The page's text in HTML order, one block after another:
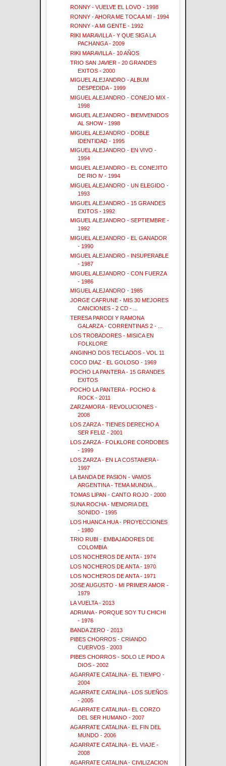
RONNY - VUELVE EL LOVO - 1998
RONNY - AHORA ME TOCA A MI - 1994
RONNY - A MI GENTE - 1992
RIKI MARAVILLA - Y QUE SIGA LA
PACHANGA - 2009
RIKI MARAVILLA - 10 AÑOS
TRIO SAN JAVIER - 20 GRANDES
EXITOS - 2000
MIGUEL ALEJANDRO - ALBUM
DESPEDIDA - 1999
MIGUEL ALEJANDRO - CONEJO MIX -
1998
MIGUEL ALEJANDRO - BIEMVENIDOS
AL SHOW - 1998
MIGUEL ALEJANDRO - DOBLE
IDENTIDAD - 1995
MIGUEL ALEJANDRO - EN VIVO -
1994
MIGUEL ALEJANDRO - EL CONEJITO
DE RIO lV - 1994
MIGUEL ALEJANDRO - UN ELEGIDO -
1993
MIGUEL ALEJANDRO - 15 GRANDES
EXITOS - 1992
MIGUEL ALEJANDRO - SEPTIEMBRE -
1992
MIGUEL ALEJANDRO - EL GANADOR
- 1990
MIGUEL ALEJANDRO - INSUPERABLE
- 1987
MIGUEL ALEJANDRO - CON FUERZA
- 1986
MIGUEL ALEJANDRO - 1985
JORGE CAFRUNE - MIS 30 MEJORES
CANCIONES - 2 CD - ...
TERESA PARODI Y RAMONA
GALARZA - CORRENTINAS 2 - ...
LOS TROBADORES - MISICA EN
FOLKLORE
ANGINHO DOS TECLADOS - VOL 11
COCO DIAZ - EL GOLOSO - 1969
POCHO LA PANTERA - 15 GRANDES
EXITOS
POCHO LA PANTERA - POCHO &
ROCK - 2011
ZARZAMORA - REVOLUCIONES -
2008
LOS ZARZA - TIENES DERECHO A
SER FELIZ - 2001
LOS ZARZA - FOLKLORE CORDOBES
- 1999
LOS ZARZA - EN LA COSTANERA -
1997
LA BANDA DE PASION - VAMOS
ARGENTINA - TEMA MUNDIA...
TOMAS LIPAN - CANTO ROJO - 2000
SUNA ROCHA - MEMORIA DEL
SONIDO - 1995
LOS HUANCA HUA - PROYECCIONES
- 1980
TRIO RUBI - EMBAJADORES DE
COLOMBIA
LOS NOCHEROS DE ANTA - 1974
LOS NOCHEROS DE ANTA - 1970
LOS NOCHEROS DE ANTA - 1971
JOSE AUGUSTO - MI PRIMER AMOR -
1979
LA VUELTA - 2013
ADRIANA - PORQUE SOY TU CHICHI
- 1976
BANDA ZERO - 2013
PIBES CHORROS - CRIANDO
CUERVOS - 2003
PIBES CHORROS - SOLO LE PIDO A
DIOS - 2002
AGARRATE CATALINA - EL TIEMPO -
2004
AGARRATE CATALINA - LOS SUEÑOS
- 2005
AGARRATE CATALINA - EL CORZO
DEL SER HUMANO - 2007
AGARRATE CATALINA - EL FIN DEL
MUNDO - 2006
AGARRATE CATALINA - EL VIAJE -
2008
AGARRATE CATALINA - CIVILIZACION